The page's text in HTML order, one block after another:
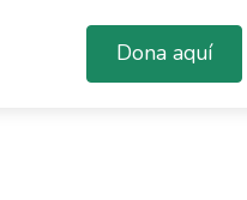
Dona aquí